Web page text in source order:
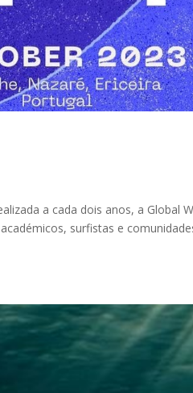
a cada dois anos, a Global
surfistas e